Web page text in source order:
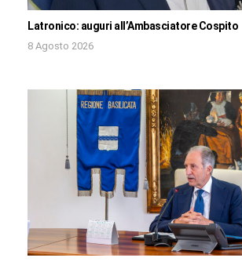
Latronico: auguri all’Ambasciatore Cospito
8 Agosto 2026